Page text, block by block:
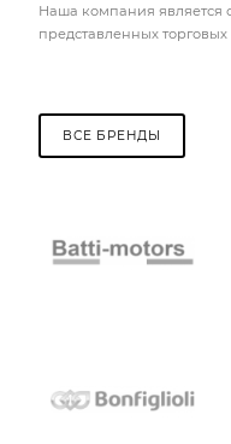
Наша компания
представленных торговых
ВСЕ БРЕНДЫ